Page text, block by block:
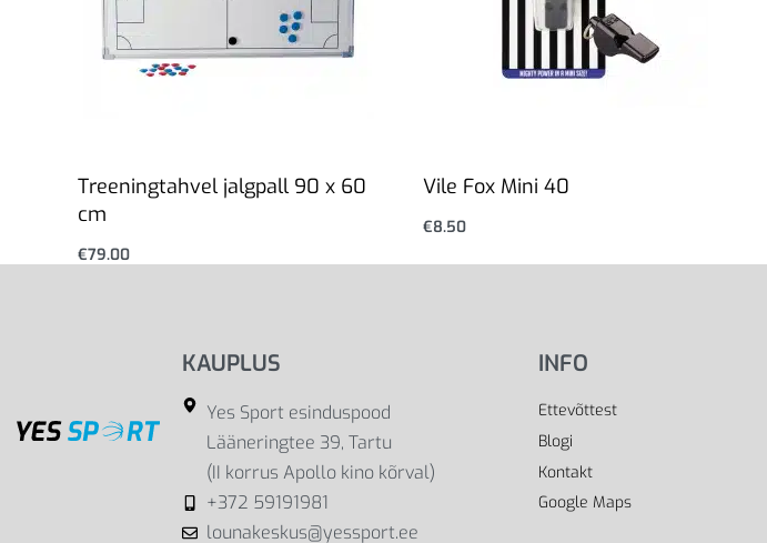
Treeningtahvel jalgpall 90 x 60
cm
€79.00
Vile Fox Mini 40
€8.50
KAUPLUS
Yes Sport esinduspood
Lääneringtee 39, Tartu
(II korrus Apollo kino kõrval)
+372 59191981
lounakeskus@yessport.ee
INFO
Ettevõttest
Blogi
Kontakt
Google Maps